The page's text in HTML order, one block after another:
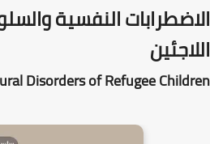
الاضطرابات النفسية
اللاجئين
Disorders of Refugee Children